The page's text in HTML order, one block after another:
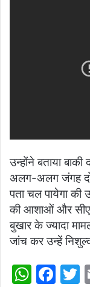
उन्होंने बताया
अलग-अलग जंगह
पता चल पायेगा की
की आशाओं और
बुखार के ज्यादा
जांच कर उन्हें
W F